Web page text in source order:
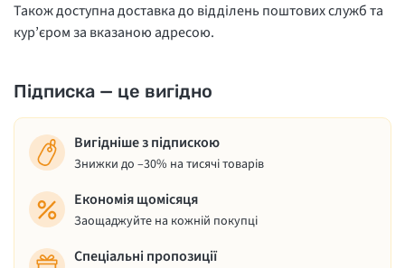
Також доступна доставка до відділень поштових служб та
кур’єром за вказаною адресою.
Підписка — це вигідно
Вигідніше з підпискою
Знижки до –30% на тисячі товарів
Економія щомісяця
Заощаджуйте на кожній покупці
Спеціальні пропозиції